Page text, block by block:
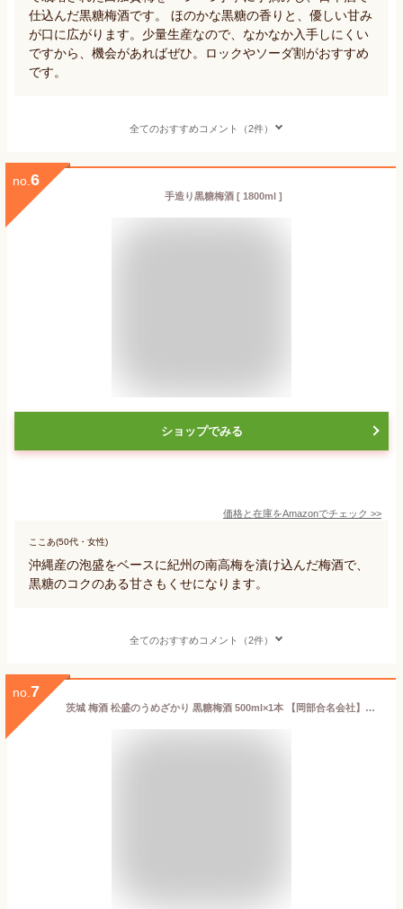
仕込んだ黒糖梅酒です。 ほのかな黒糖の香りと、優しい甘み
が口に広がります。少量生産なので、なかなか入手しにくい
ですから、機会があればぜひ。ロックやソーダ割がおすすめ
です。
全てのおすすめコメント（2件）
no. 6
手造り黒糖梅酒 [ 1800ml ]
ショップでみる
価格と在庫をAmazonでチェック >>
ここあ(50代・女性)
沖縄産の泡盛をベースに紀州の南高梅を漬け込んだ梅酒で、
黒糖のコクのある甘さもくせになります。
全てのおすすめコメント（2件）
no. 7
茨城 梅酒 松盛のうめざかり 黒糖梅酒 500ml×1本 【岡部合名会社】【お歳暮 お年賀 出産内祝い 結婚式 法事引き出物 結婚内祝い 快気祝い お返し 香典返し 景品 忘年会 新年会 宴会 お酒 ギフト】